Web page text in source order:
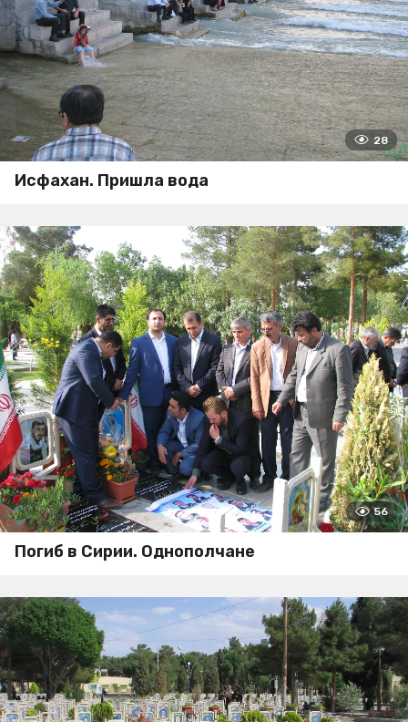
28
Исфахан. Пришла вода
56
Погиб в Сирии. Однополчане